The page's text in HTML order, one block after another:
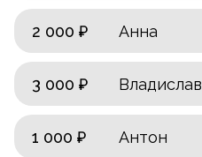
2 000 ₽ Анна
3 000 ₽ Владислав
1 000 ₽ Антон